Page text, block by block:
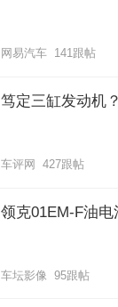
网易汽车 141跟帖
笃定三缸发动机
车评网 427跟帖
领克01EM-F油
车坛影像 95跟帖